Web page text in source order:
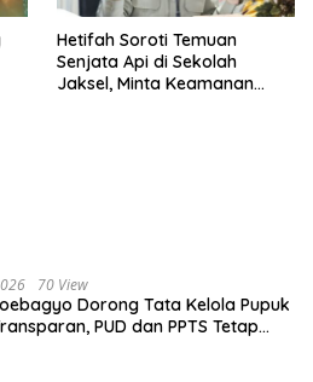
Hetifah Soroti Temuan
Senjata Api di Sekolah
Jaksel, Minta Keamanan
70 View
Dorong Tata Kelola Pupuk
PUD dan PPTS Tetap